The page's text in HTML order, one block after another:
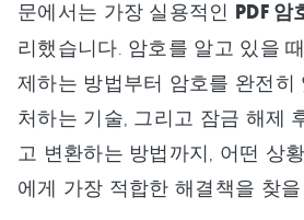
문에서는 가장 실용적인 PDF 암
리했습니다. 암호를 알고 있을
제하는 방법부터 암호를 완전히
처하는 기술, 그리고 잠금 해제
고 변환하는 방법까지, 어떤 상
에게 가장 적합한 해결책을 찾